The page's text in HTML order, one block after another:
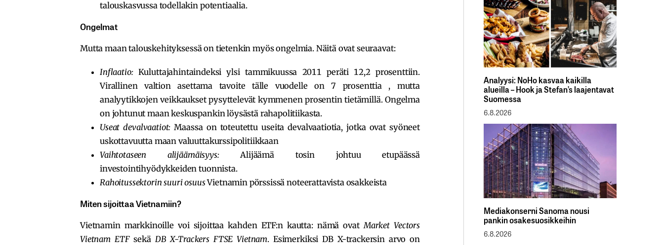
talouskasvussa todellakin potentiaalia.
Ongelmat
Mutta maan talouskehityksessä on tietenkin myös ongelmia. Näitä ovat seuraavat:
Inflaatio:Kuluttajahintaindeksi ylsi tammikuussa 2011 peräti 12,2 prosenttiin.
Virallinen valtion asettama tavoite tälle vuodelle on 7 prosenttia , mutta
analyytikkojen veikkaukset pysyttelevät kymmenen prosentin tietämillä. Ongelma
on johtunut maan keskuspankin löysästä rahapolitiikasta.
Useat devalvaatiot: Maassa on toteutettu useita devalvaatiotia, jotka ovat syöneet
uskottavuutta maan valuuttakurssipolitiikkaan
Vaihtotaseen alijäämäisyys:Alijäämä tosin johtuu etupäässä
investointihyödykkeiden tuonnista.
Rahoitussektorin suuri osuusVietnamin pörssissä noteerattavista osakkeista
Miten sijoittaa Vietnamiin?
Vietnamin markkinoille voi sijoittaa kahden ETF:n kautta: nämä ovatMarket Vectors
Vietnam ETF sekä DB X-Trackers FTSE Vietnam. Esimerkiksi DB X-trackersin arvo on
Analyysi: NoHo kasvaa kaikilla
alueilla – Hook ja Stefan’s laajentavat
Suomessa
6.8.2026
Mediakonserni Sanoma nousi
pankin osakesuosikkeihin
6.8.2026